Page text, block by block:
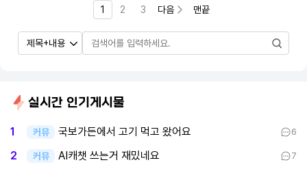
1 2 3 다음 맨끝
실시간 인기게시물
1 커뮤 국보가든에서 고기 먹고 왔어요 6
2 커뮤 AI캐챗 쓰는거 재밌네요 7